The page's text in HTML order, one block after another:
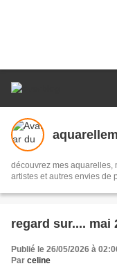
découvrez mes aquarelles,
artistes et autres envies de
regard sur.... mai
Publié le 26/05/2026 à
Par celine